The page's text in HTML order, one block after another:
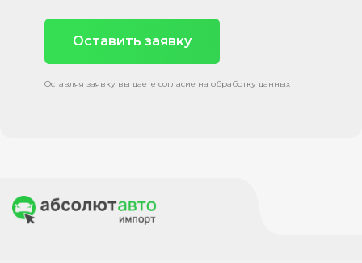
Оставить заявку
Оставляя заявку вы даете согласие на обработку данных